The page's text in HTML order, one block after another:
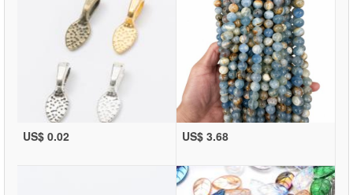
US$ 0.02 US$ 3.68